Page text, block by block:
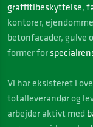
graffitibeskyttelse,
kontorer,
betonfacader, gulve
former for
Vi har eksisteret i
totalleverandør og
arbejder aktivt med